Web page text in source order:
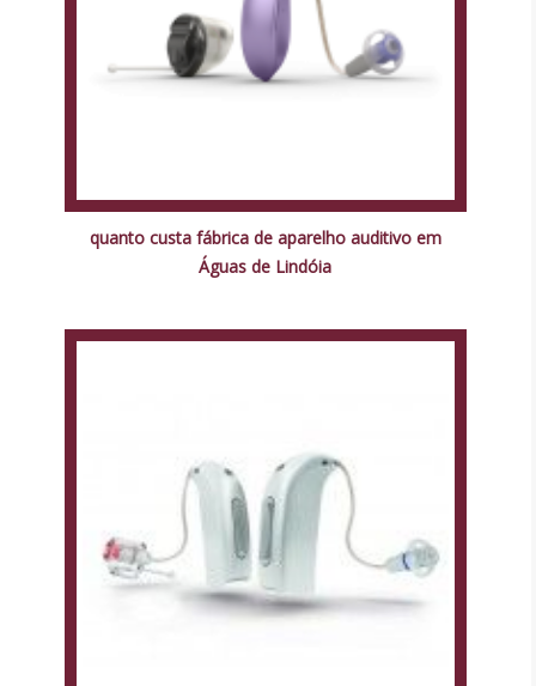
quanto custa fábrica de aparelho auditivo em
Águas de Lindóia